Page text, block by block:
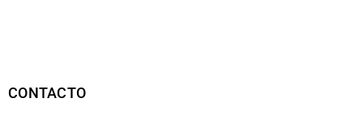
CONTACTO